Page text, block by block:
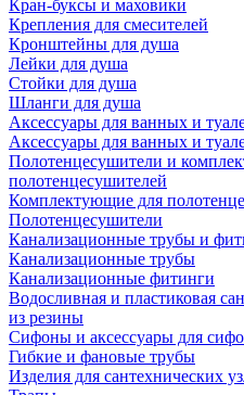
Кран-буксы и маховики
Крепления для смесителей
Кронштейны для душа
Лейки для душа
Стойки для душа
Шланги для душа
Аксессуары для ванных и
Аксессуары для ванных и
Полотенцесушители и
полотенцесушителей
Комплектующие для
Полотенцесушители
Канализационные трубы и
Канализационные трубы
Канализационные фитинги
Водосливная и пластиковая
из резины
Сифоны и аксессуары для
Гибкие и фановые трубы
Изделия для сантехнических